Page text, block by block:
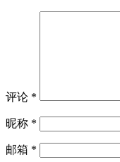
评论 *
昵称 *
邮箱 *